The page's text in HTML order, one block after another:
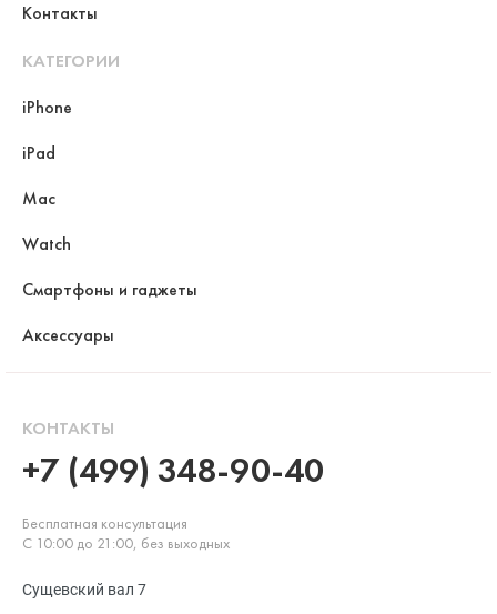
Контакты
КАТЕГОРИИ
iPhone
iPad
Mac
Watch
Смартфоны и гаджеты
Аксессуары
КОНТАКТЫ
+7 (499) 348-90-40
Бесплатная консультация
С 10:00 до 21:00, без выходных
Сущевский вал 7